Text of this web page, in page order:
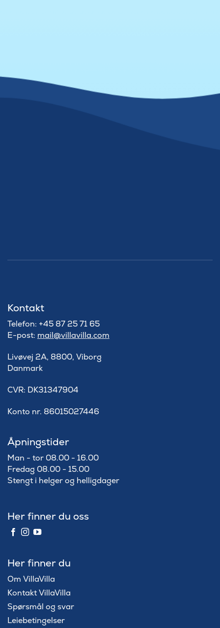
Kontakt
Telefon: +45 87 25 71 65
E-post: mail@villavilla.com
Livøvej 2A, 8800, Viborg
Danmark
​CVR: DK31347904
Konto nr. 86015027446
Åpningstider
Man - tor 08.00 - 16.00
Fredag 08.00 - 15.00
Stengt i helger og helligdager
Her finner du oss
Her finner du
Om VillaVilla
Kontakt VillaVilla
Spørsmål og svar
Leiebetingelser